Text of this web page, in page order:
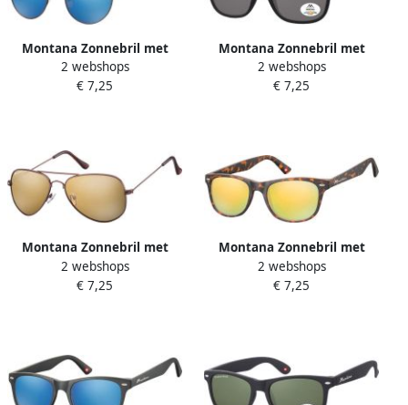
Montana Zonnebril met
Revo blauw rond glas met
staalkleurig
2 webshops
€ 7,25
Montana Zonnebril met
smoke gepolariseerd glas
en metalen pootje zwart
2 webshops
€ 7,25
Montana Zonnebril met
Revo bruin glas en metalen
pootje koffiekleur
2 webshops
€ 7,25
Montana Zonnebril met
geel glas turtle
2 webshops
€ 7,25